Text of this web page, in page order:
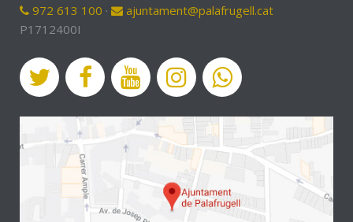
972 613 100 ·
ajuntament@palafrugell.cat
P1712400I